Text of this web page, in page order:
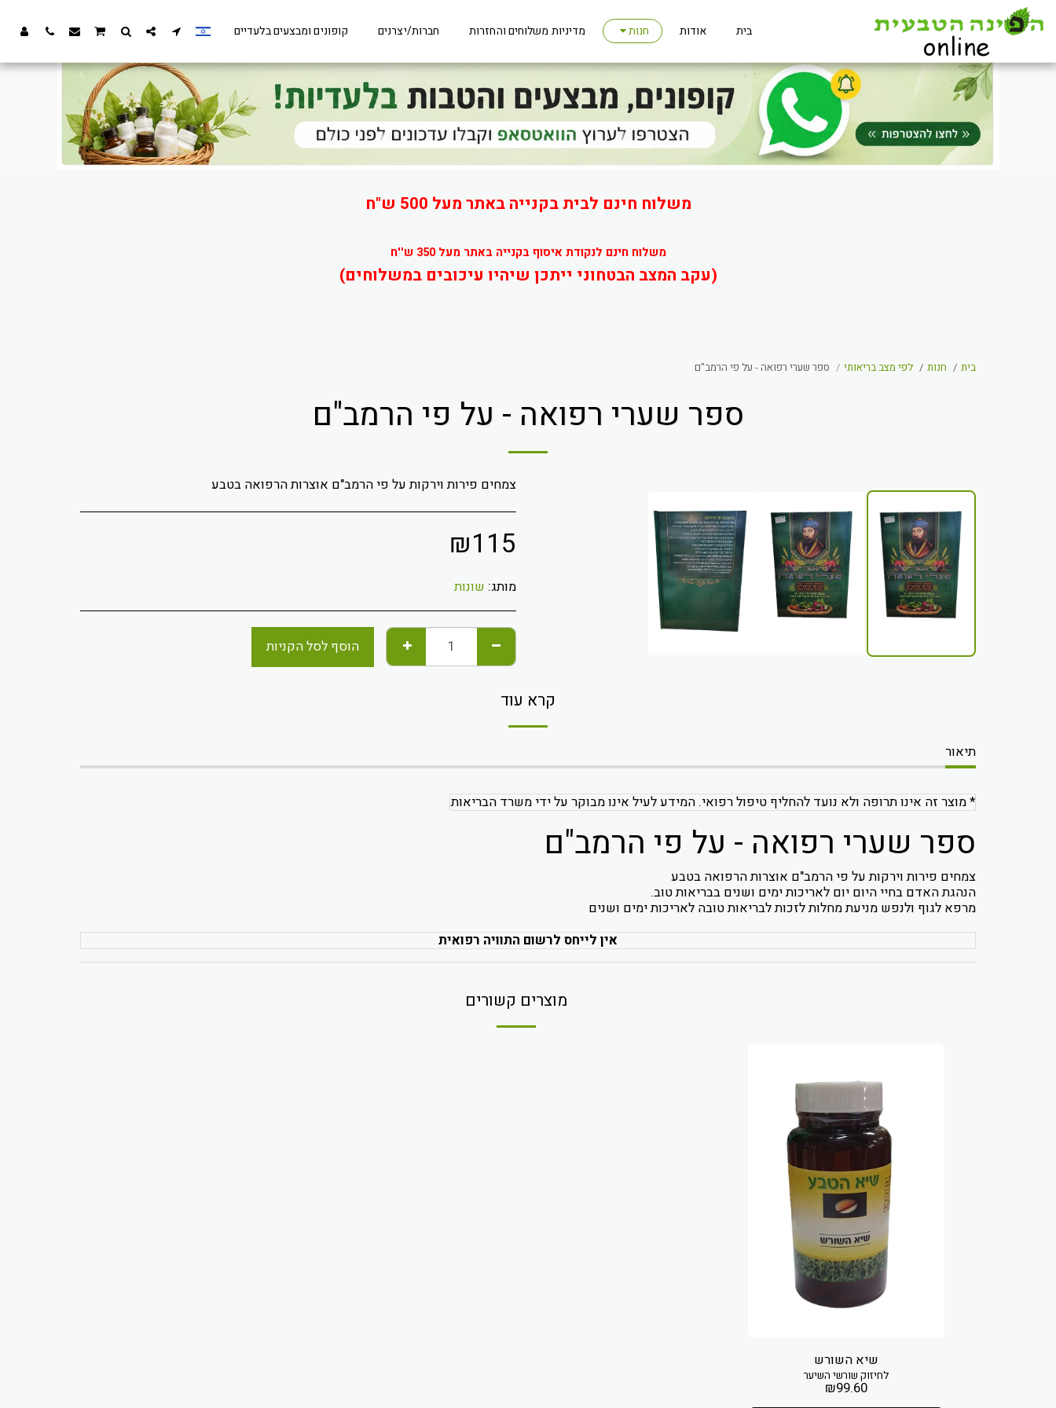
משלוח חינם לבית בקנייה באתר מעל 500 ש"ח
משלוח חינם לנקודת איסוף בקנייה באתר מעל 350 ש''ח
(עקב המצב הבטחוני ייתכן שיהיו עיכובים במשלוחים)
בית אודות חנות מדיניות משלוחים והחזרות חברות/יצרנים קופונים ומבצעים בלעדיים
בית חנות לפי מצב בריאותי ספר שערי רפואה - על פי הרמב"ם
ספר שערי רפואה - על פי הרמב"ם
צמחים פירות וירקות על פי הרמב"ם אוצרות הרפואה בטבע
₪115
מותג: שונות
הוסף לסל הקניות
קרא עוד
תיאור
* מוצר זה אינו תרופה ולא נועד להחליף טיפול רפואי. המידע לעיל אינו מבוקר על ידי משרד הבריאות
ספר שערי רפואה - על פי הרמב"ם
צמחים פירות וירקות על פי הרמב"ם אוצרות הרפואה בטבע
הנהגת האדם בחיי היום יום לאריכות ימים ושנים בבריאות טוב.
מרפא לגוף ולנפש מניעת מחלות לזכות לבריאות טובה לאריכות ימים ושנים
אין לייחס לרשום התוויה רפואית
מוצרים קשורים
שיא השורש
לחיזוק שורשי השיער
₪99.60